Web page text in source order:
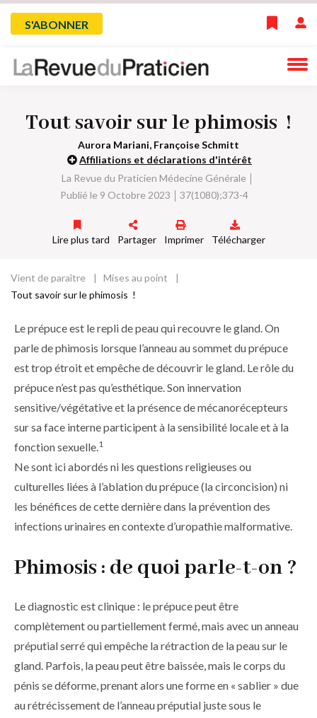
Skip
navigation
Menu
du
de
l'utilisateur
S'ABONNER
Tout savoir sur le phimosis !
Aurora Mariani, Françoise Schmitt
Affiliations et déclarations d'intérêt
La Revue du Praticien Médecine Générale
Publié le 9 Octobre 2023
37(1080);373-4
Lire plus tard Partager Imprimer Télécharger
Fil
d'Ariane
Vient de paraître
Mises au point
Tout savoir sur le phimosis !
Le prépuce est le repli de peau qui recouvre le gland. On
parle de phimosis lorsque l’anneau au sommet du prépuce
est trop étroit et empêche de découvrir le gland. Le rôle du
prépuce n’est pas qu’esthétique. Son innervation
sensitive/végétative et la présence de mécanorécepteurs
sur sa face interne participent à la sensibilité locale et à la
fonction sexuelle.1
Ne sont ici abordés ni les questions religieuses ou
culturelles liées à l’ablation du prépuce (la circoncision) ni
les bénéfices de cette dernière dans la prévention des
infections urinaires en contexte d’uropathie malformative.
Phimosis : de quoi parle-t-on ?
Le diagnostic est clinique : le prépuce peut être
complètement ou partiellement fermé, mais avec un anneau
préputial serré qui empêche la rétraction de la peau sur le
gland. Parfois, la peau peut être baissée, mais le corps du
pénis se déforme, prenant alors une forme en « sablier » due
au rétrécissement de l’anneau préputial juste sous le